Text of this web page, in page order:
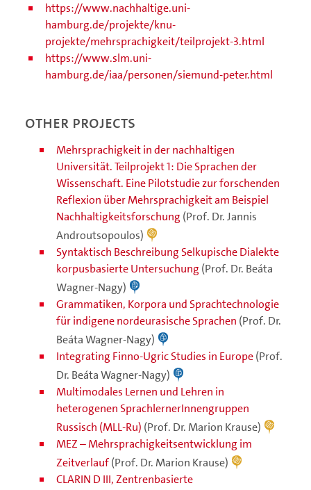
https://www.nachhaltige.uni-
hamburg.de/projekte/knu-
projekte/mehrsprachigkeit/teilprojekt-3.html
https://www.slm.uni-
hamburg.de/iaa/personen/siemund-peter.html
Other projects
Mehrsprachigkeit in der nachhaltigen
Universität. Teilprojekt 1: Die Sprachen der
Wissenschaft. Eine Pilotstudie zur forschenden
Reflexion über Mehrsprachigkeit am Beispiel
Nachhaltigkeitsforschung (Prof. Dr. Jannis
Androutsopoulos)
Syntaktisch Beschreibung Selkupische Dialekte
korpusbasierte Untersuchung (Prof. Dr. Beáta
Wagner-Nagy)
Grammatiken, Korpora und Sprachtechnologie
für indigene nordeurasische Sprachen (Prof. Dr.
Beáta Wagner-Nagy)
Integrating Finno-Ugric Studies in Europe(Prof.
Dr. Beáta Wagner-Nagy)
Multimodales Lernen und Lehren in
heterogenen SprachlernerInnengruppen
Russisch (MLL-Ru) (Prof. Dr. Marion Krause)
MEZ – Mehrsprachigkeitsentwicklung im
Zeitverlauf(Prof. Dr. Marion Krause)
CLARIN D III, Zentrenbasierte